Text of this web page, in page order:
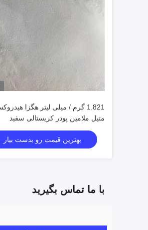
1.821 گرم / میلی لیتر هگزا
متیل ملامین پودر کریستالی سفید
بهترین قیمت رو بدست بیار
با ما تماس بگیرید